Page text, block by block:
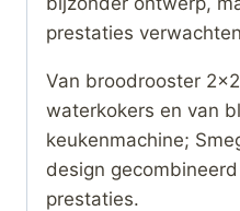
prestaties
Van broodrooster
waterkokers en van
keukenmachine;
design
prestaties.